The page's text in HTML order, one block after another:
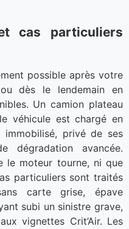
cas particuliers
possible après votre
dès le lendemain en
Un camion plateau
véhicule est chargé en
immobilisé, privé de ses
avancée.
le moteur tourne, ni que
particuliers sont traités
carte grise, épave
subi un sinistre grave,
vignettes Crit’Air. Les